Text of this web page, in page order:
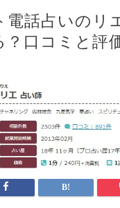
電話占いのリ
？口コミと評